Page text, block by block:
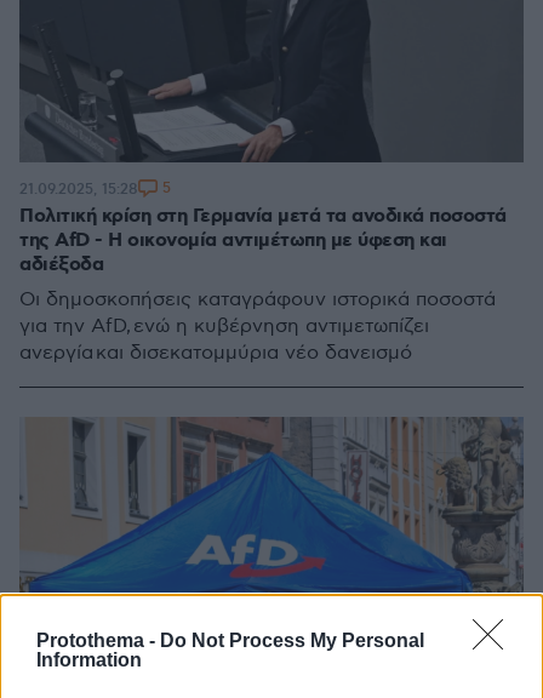
Protothema - Do Not Process My Personal
Information
Πολιτική κρίση στη Γερμανία μετά τα ανοδικά ποσοστά
της AfD - Η οικονομία αντιμέτωπη με ύφεση και
αδιέξοδα
Οι δημοσκοπήσεις καταγράφουν ιστορικά ποσοστά
για την AfD, ενώ η κυβέρνηση αντιμετωπίζει
ανεργία και δισεκατομμύρια νέο δανεισμό
21.09.2025, 15:28 5